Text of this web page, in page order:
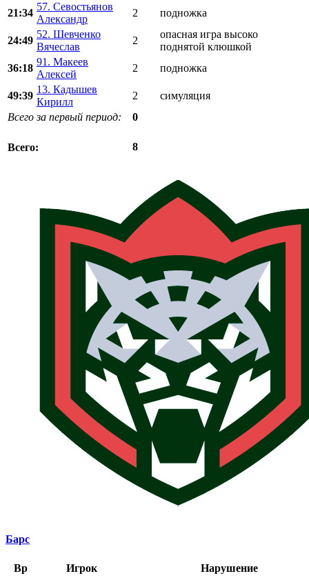
21:34
57. Севостьянов
Александр
2 подножка
24:49
52. Шевченко
Вячеслав
2
опасная игра высоко
поднятой клюшкой
36:18
91. Макеев
Алексей
2 подножка
49:39
13. Кадышев
Кирилл
2
симуляция
Всего за первый период:
0
Всего: 8
Барс
Вр Игрок
Нарушение